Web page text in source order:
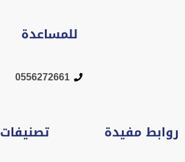
للمساعدة
0556272661
روابط مفيدة تصنيفات